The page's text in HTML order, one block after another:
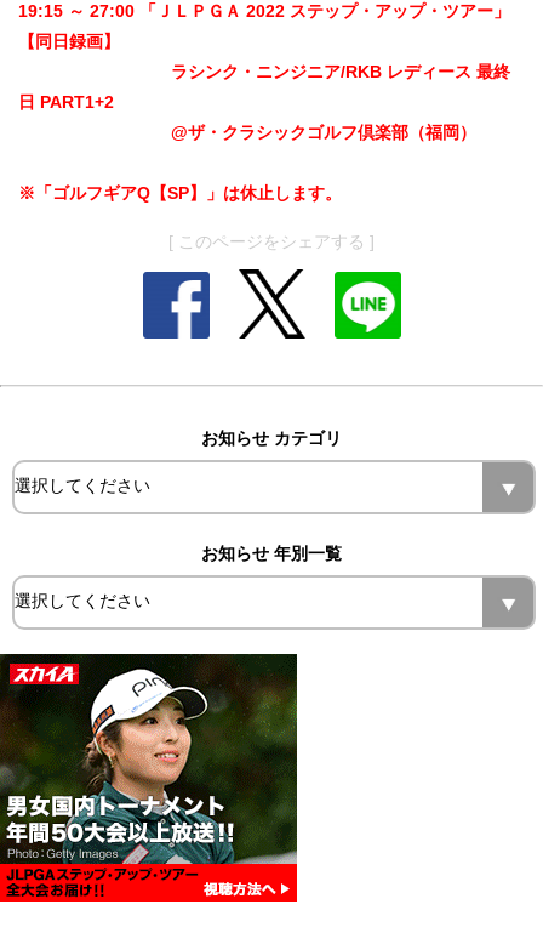
19:15 ～ 27:00 「ＪＬＰＧＡ 2022 ステップ・アップ・ツアー」
【同日録画】
ラシンク・ニンジニア/RKB レディース 最終
日 PART1+2
@ザ・クラシックゴルフ倶楽部（福岡）
※「ゴルフギアQ【SP】」は休止します。
[ このページをシェアする ]
お知らせ カテゴリ
お知らせ 年別一覧